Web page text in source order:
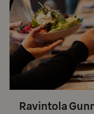
Ravintola